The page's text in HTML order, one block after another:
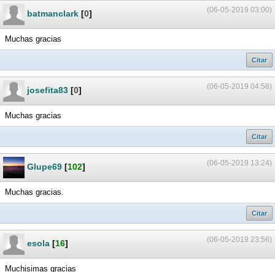
(06-05-2019 03:00)
batmanclark [0]
Muchas gracias
Citar
(06-05-2019 04:58)
josefita83 [0]
Muchas gracias
Citar
(06-05-2019 13:24)
Glupe69 [102]
Muchas gracias.
Citar
(06-05-2019 23:56)
esola [16]
Muchisimas gracias